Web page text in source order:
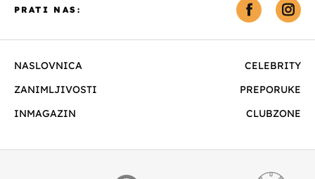
NASLOVNICA
CELEBRITY
ZANIMLJIVOSTI
PREPORUKE
INMAGAZIN
CLUBZONE
PRATI NAS: